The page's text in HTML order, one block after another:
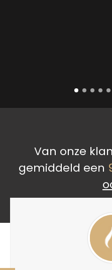
Van onze
gemiddeld een